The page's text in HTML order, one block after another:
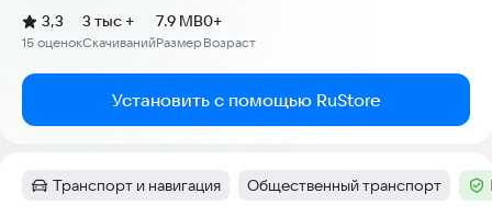
Рейтинг:
3,3
(
15 оценок
)
Скачиваний
3 тыс +
Размер
7.9 MB
Возраст
0+
Установить с помощью RuStore
Категория:
Транспорт и навигация Тег:
Общественный транспорт Тег